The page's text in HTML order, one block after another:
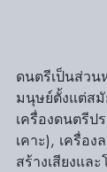
ดนตรีเป็นส่วน
มนุษย์ตั้งแต่ส
เครื่องดนตรีป
เคาะ), เครื่อง
สร้างเสียงแล